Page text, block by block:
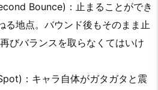
Bounce)：止まることができ
る地点。バウンド後もそのまま止
びバランスを取らなくてはいけ
：キャラ自体がガタガタと震